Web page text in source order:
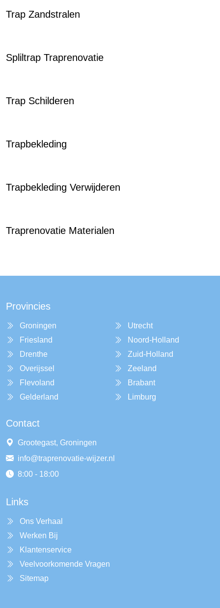
Trap Zandstralen
Spliltrap Traprenovatie
Trap Schilderen
Trapbekleding
Trapbekleding Verwijderen
Traprenovatie Materialen
Provincies
Groningen
Friesland
Drenthe
Overijssel
Flevoland
Gelderland
Utrecht
Noord-Holland
Zuid-Holland
Zeeland
Brabant
Limburg
Contact
Grootegast, Groningen
info@traprenovatie-wijzer.nl
8:00 - 18:00
Links
Ons Verhaal
Werken Bij
Klantenservice
Veelvoorkomende Vragen
Sitemap